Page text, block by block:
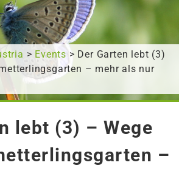
> Events > Der Garten lebt (3)
– mehr als nur
lebt (3) – Wege
–